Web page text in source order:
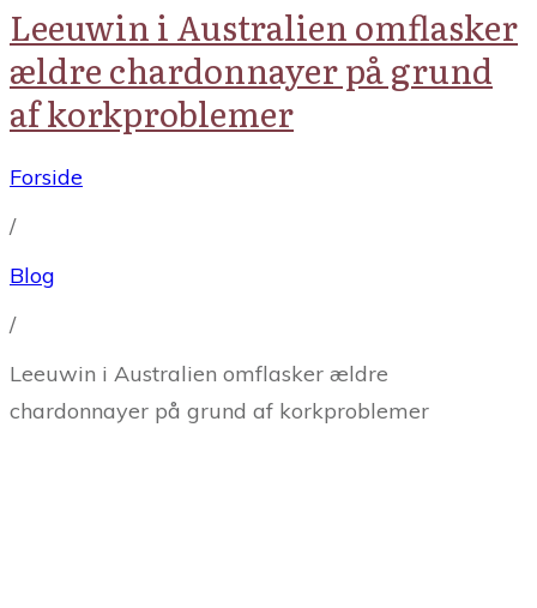
Leeuwin i Australien omflasker
ældre chardonnayer på grund
af korkproblemer
Forside
/
Blog
/
Leeuwin i Australien omflasker ældre
chardonnayer på grund af korkproblemer